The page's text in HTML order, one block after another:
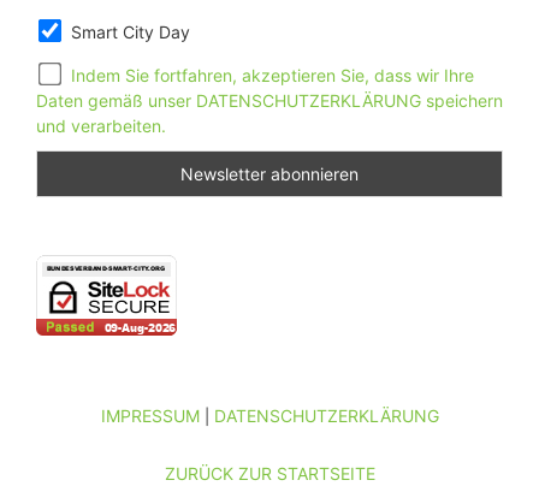
Smart City Day
Indem Sie fortfahren, akzeptieren Sie, dass wir Ihre
Daten gemäß unser DATENSCHUTZERKLÄRUNG speichern
und verarbeiten.
IMPRESSUM| DATENSCHUTZERKLÄRUNG
ZURÜCK ZUR STARTSEITE